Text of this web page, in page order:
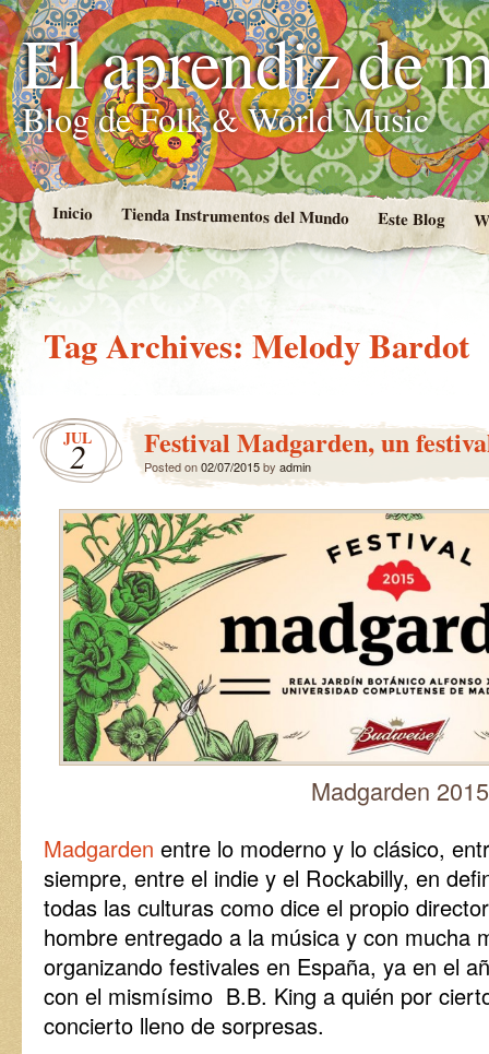
El aprendiz de
Blog de Folk & World Music
Inicio Tienda Instrumentos del Mundo Este Blog
Tag Archives: Melody Bardot
JUL
2 Festival Madgarden, un
Posted on02/07/2015by admin
Madgarden 2015
Madgarden entre lo moderno y lo clásico,
siempre, entre el indie y el Rockabilly, en
todas las culturas como dice el propio
hombre entregado a la música y con mucha
organizando festivales en España, ya en el
con el mismísimo B.B. King a quién por
concierto lleno de sorpresas.